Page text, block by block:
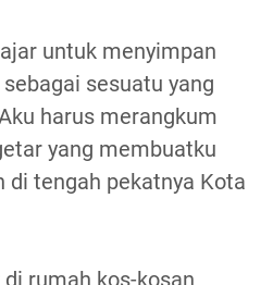
untuk menyimpan
sesuatu yang
harus merangkum
yang membuatku
di tengah pekatnya Kota
rumah kos-kosan